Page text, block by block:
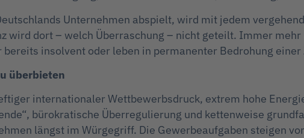
Unternehmen abspielt, wird mit jedem
wird dort – welch Überraschung – nicht geteilt. Immer
insolvent oder leben in permanenter Bedrohung
überbieten
internationaler Wettbewerbsdruck, extrem hohe
bürokratische Überregulierung und kettenweise
längst im Würgegriff. Die Gewerbeaufgaben steigen